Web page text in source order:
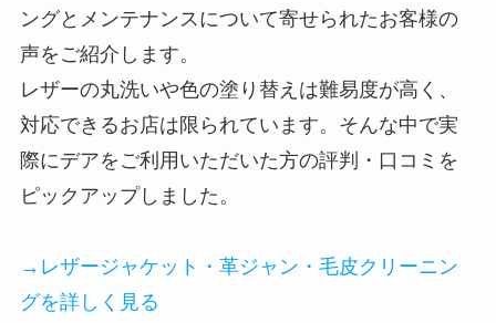
ングとメンテナンスについて寄せられたお客様の
声をご紹介します。
レザーの丸洗いや色の塗り替えは難易度が高く、
対応できるお店は限られています。そんな中で実
際にデアをご利用いただいた方の評判・口コミを
ピックアップしました。
→レザージャケット・革ジャン・毛皮クリーニン
グを詳しく見る